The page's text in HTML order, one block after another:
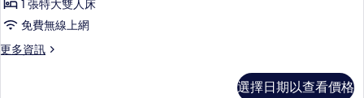
詳
情
Villa
的
所
1 張特大雙人床
免費無線上網
更多資訊
更
選擇日期以查看價格